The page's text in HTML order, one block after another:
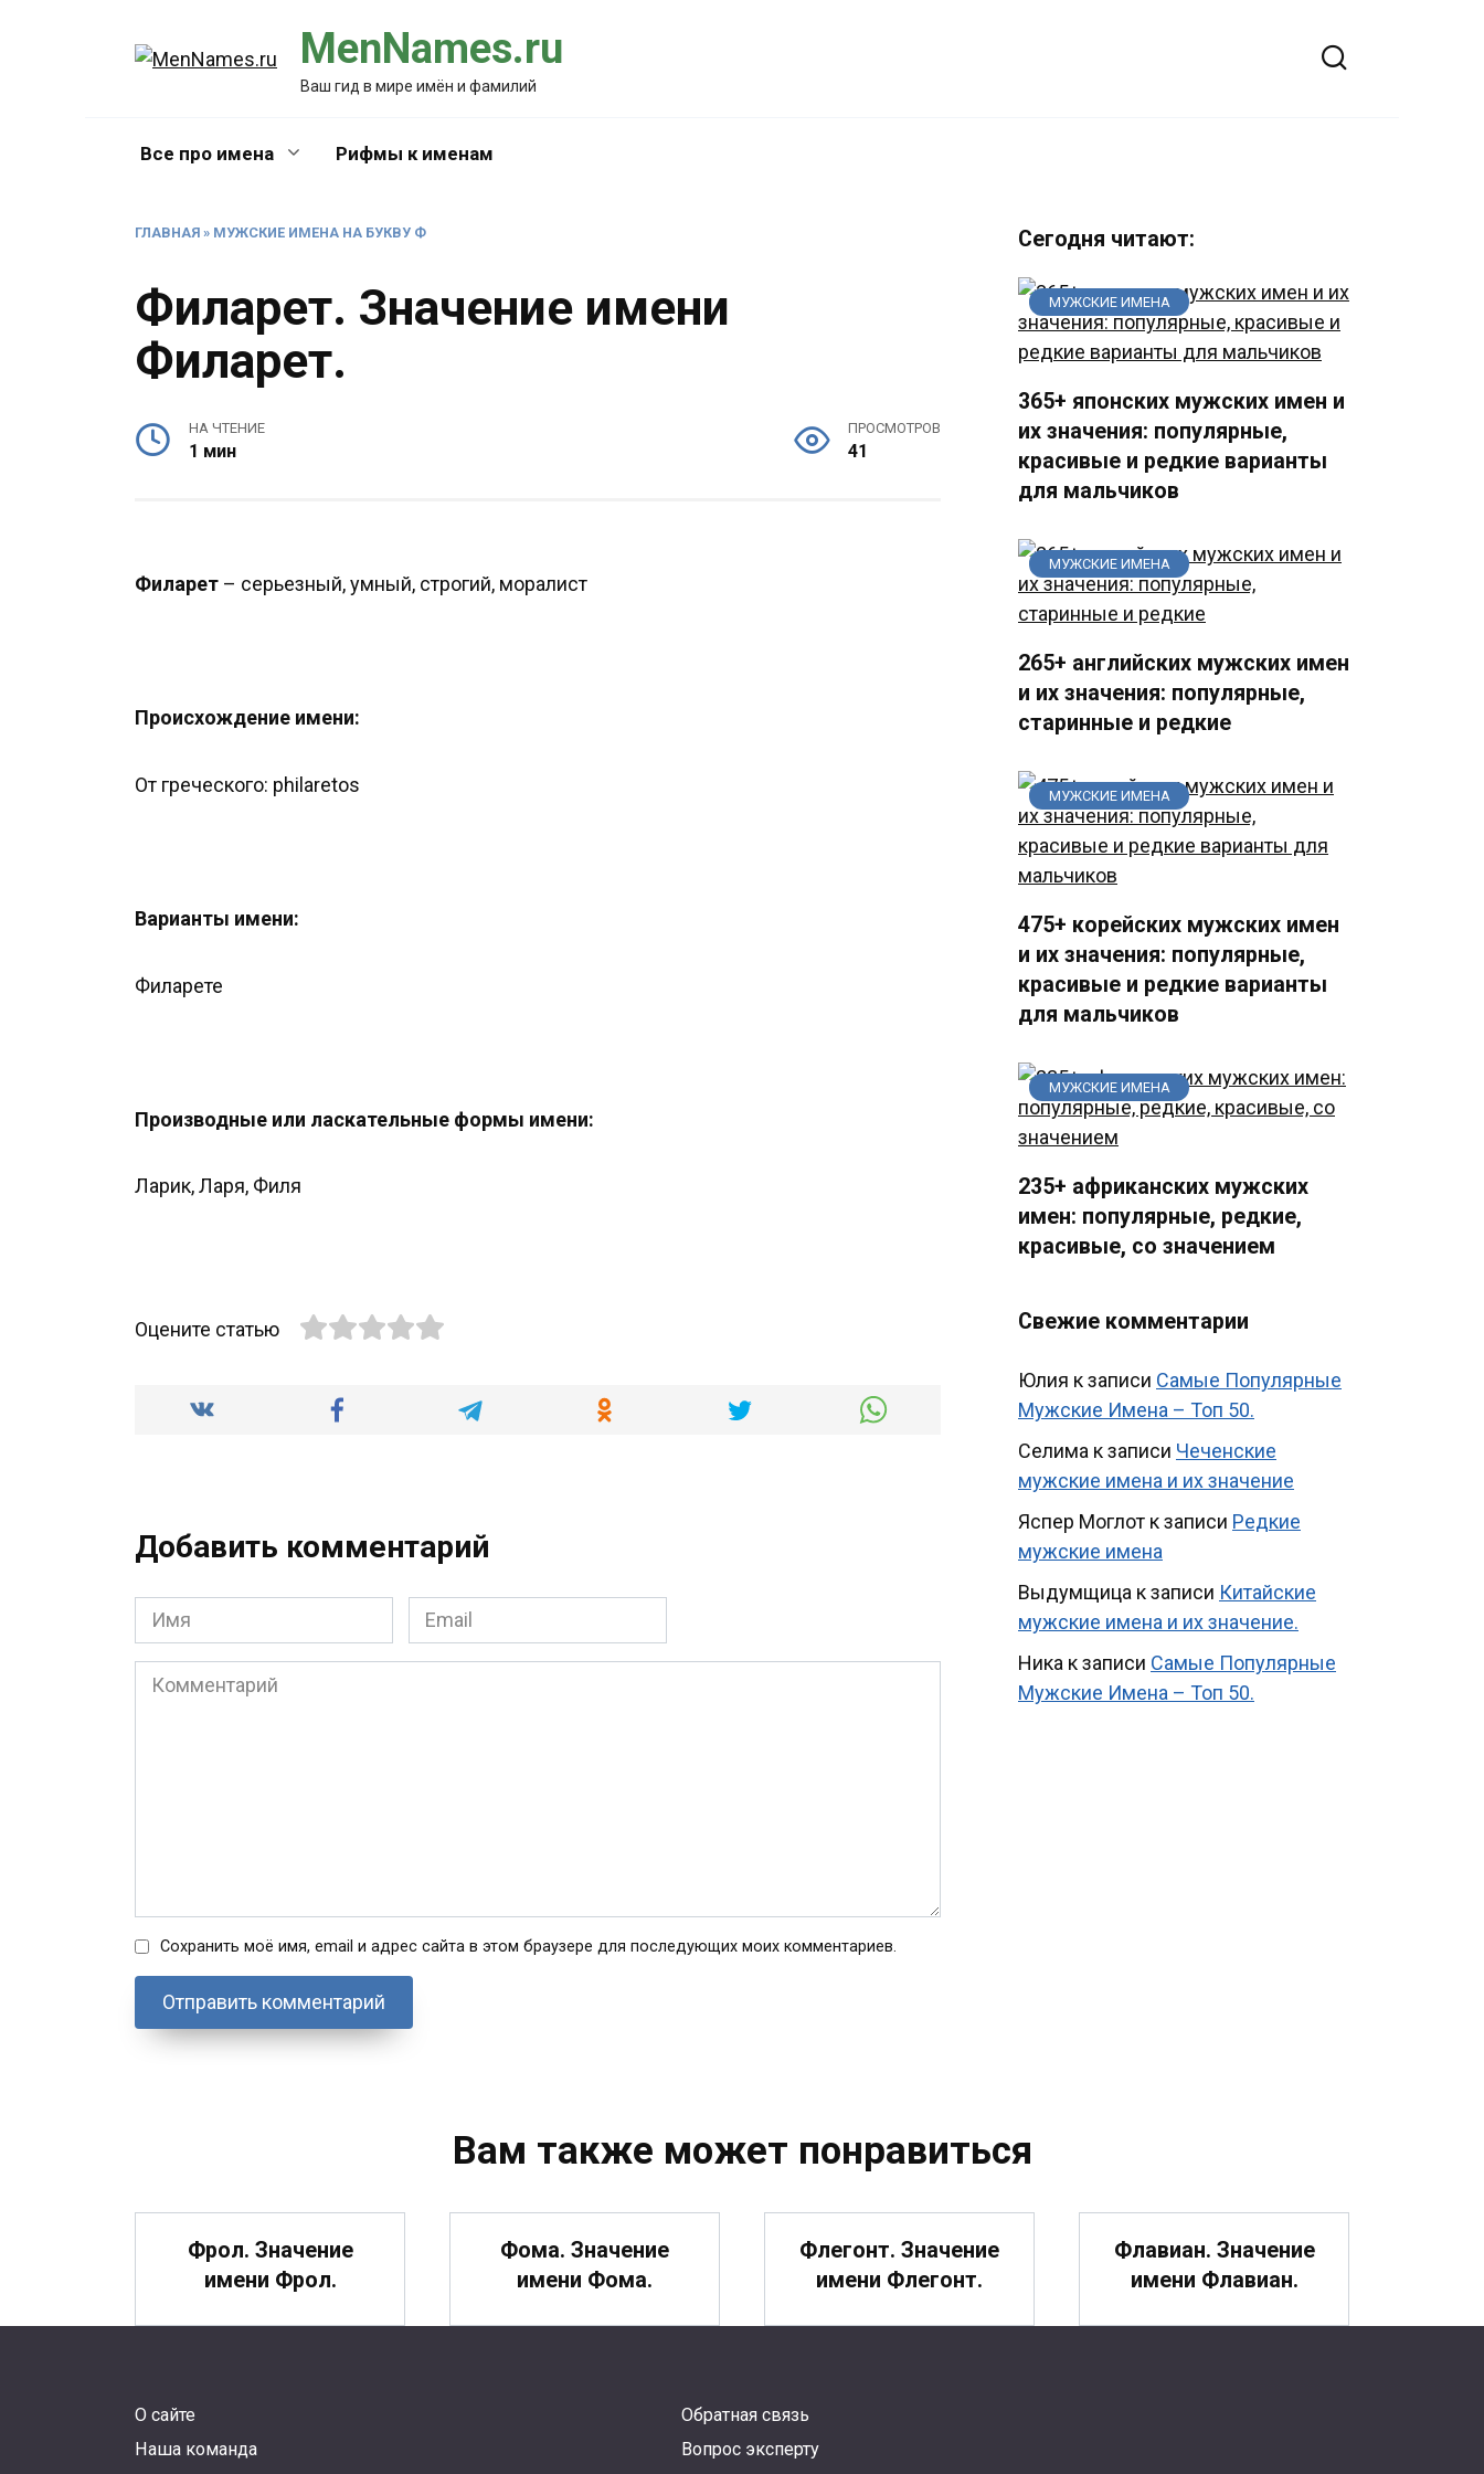
MenNames.ru
Ваш гид в мире имён и фамилий
Все про имена Рифмы к именам
ГЛАВНАЯ » МУЖСКИЕ ИМЕНА НА БУКВУ Ф
Филарет. Значение имени
Филарет.
НА ЧТЕНИЕ
1 мин
ПРОСМОТРОВ
41
Филарет – серьезный, умный, строгий, моралист
Происхождение имени:
От греческого: philaretos
Варианты имени:
Филарете
Производные или ласкательные формы имени:
Ларик, Ларя, Филя
Оцените статью
Добавить комментарий
Имя
*
Email
*
Комментарий
Сохранить моё имя, email и адрес сайта в этом браузере для последующих моих комментариев.
Сегодня читают:
МУЖСКИЕ ИМЕНА
365+ японских мужских имен и
их значения: популярные,
красивые и редкие варианты
для мальчиков
МУЖСКИЕ ИМЕНА
265+ английских мужских имен
и их значения: популярные,
старинные и редкие
МУЖСКИЕ ИМЕНА
475+ корейских мужских имен
и их значения: популярные,
красивые и редкие варианты
для мальчиков
МУЖСКИЕ ИМЕНА
235+ африканских мужских
имен: популярные, редкие,
красивые, со значением
Свежие комментарии
Юлия к записи Самые Популярные
Мужские Имена – Топ 50.
Селима к записи Чеченские
мужские имена и их значение
Яспер Моглот к записи Редкие
мужские имена
Выдумщица к записи Китайские
мужские имена и их значение.
Ника к записи Самые Популярные
Мужские Имена – Топ 50.
Вам также может понравиться
Фрол. Значение
имени Фрол.
Фома. Значение
имени Фома.
Флегонт. Значение
имени Флегонт.
Флавиан. Значение
имени Флавиан.
Филипп. Значение
имени Филипп.
Филимон. Значение
Ферапонт. Значение
имени Ферапонт.
О сайте
Наша команда
Обратная связь
Вопрос эксперту